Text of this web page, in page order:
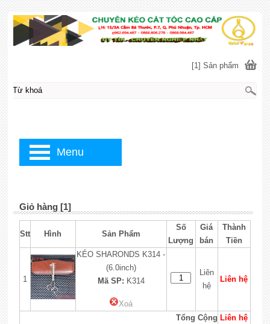
Giỏ hàng [1]
Stt Hình Sản Phẩm
Số
Lượng
Giá
bán
Thành
Tiền
1
KÉO SHARONDS K314 -
(6.0inch)
Mã SP: K314
Xoá
Liên
hệ
Liên hệ
Tổng Cộng Liên hệ
[1] Sản phẩm
Menu